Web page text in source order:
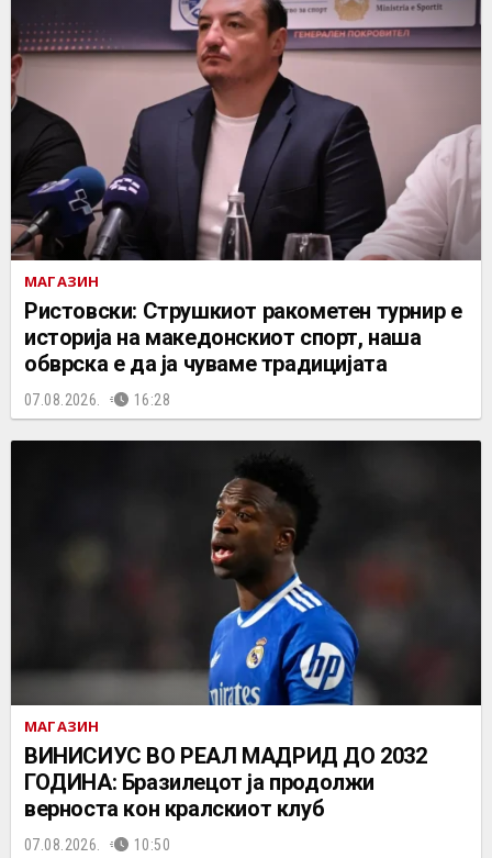
МАГАЗИН
Ристовски: Струшкиот ракометен турнир е
историја на македонскиот спорт, наша
обврска е да ја чуваме традицијата
07.08.2026. 16:28
МАГАЗИН
ВИНИСИУС ВО РЕАЛ МАДРИД ДО 2032
ГОДИНА: Бразилецот ја продолжи
верноста кон кралскиот клуб
07.08.2026. 10:50